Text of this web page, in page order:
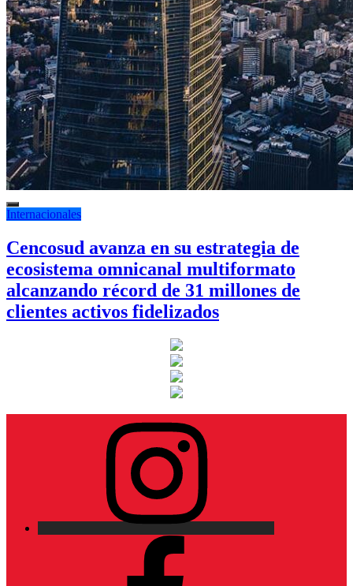
Internacionales
Cencosud avanza en su estrategia de
ecosistema omnicanal multiformato
alcanzando récord de 31 millones de
clientes activos fidelizados